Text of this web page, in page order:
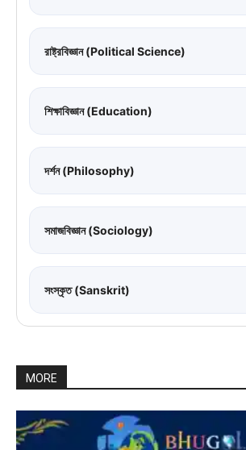
রাষ্ট্রবিজ্ঞান (Political Science)
শিক্ষাবিজ্ঞান (Education)
দর্শন (Philosophy)
সমাজবিজ্ঞান (Sociology)
সংস্কৃত (Sanskrit)
MORE